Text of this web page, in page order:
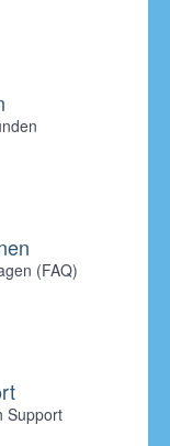
(FAQ)
Support